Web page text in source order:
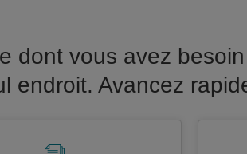
dont vous avez
endroit. Avancez